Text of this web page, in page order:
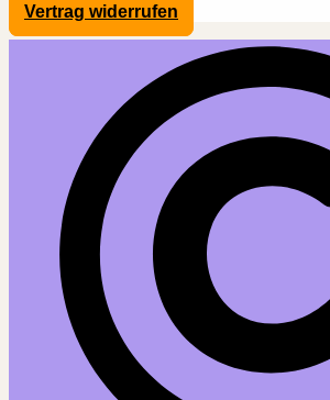
Vertrag widerrufen